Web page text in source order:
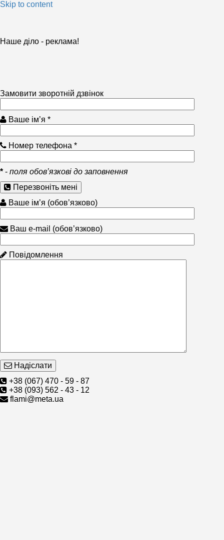
Skip to content
Наше діло - реклама!
Замовити зворотній дзвінок
Ваше ім’я *
Номер телефона *
* - поля обов’язкові до заповнення
Перезвоніть мені
Ваше ім’я (обов’язково)
Ваш e-mail (обов’язково)
Повідомлення
Надіслати
+38 (067) 470 - 59 - 87
+38 (093) 562 - 43 - 12
flami@meta.ua